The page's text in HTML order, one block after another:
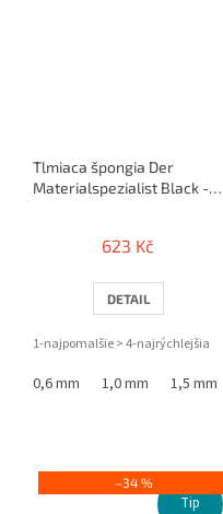
Tlmiaca špongia Der
Materialspezialist Black -
623 Kč
DETAIL
1-najpomalšie > 4-najrýchlejšia
0,6 mm 1,0 mm 1,5 mm
Tip
–34 %